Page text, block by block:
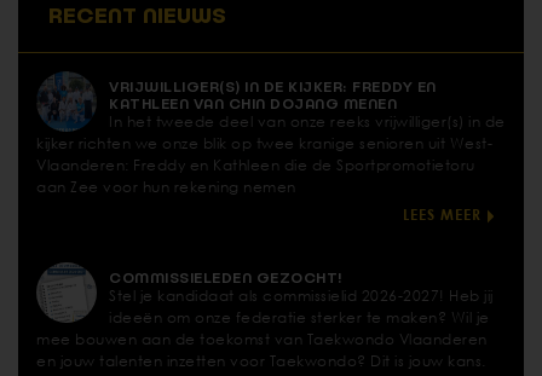
RECENT NIEUWS
VRIJWILLIGER(S) IN DE KIJKER: FREDDY EN
KATHLEEN VAN CHIN DOJANG MENEN
In het tweede deel van onze reeks vrijwilliger(s) in de
kijker richten we onze blik op twee kranige senioren uit West-
Vlaanderen: Freddy en Kathleen die de Sportpromotietoru
aan Zee voor hun rekening nemen
LEES MEER
COMMISSIELEDEN GEZOCHT!
Stel je kandidaat als commissielid 2026-2027! Heb jij
ideeën om onze federatie sterker te maken? Wil je
mee bouwen aan de toekomst van Taekwondo Vlaanderen
en jouw talenten inzetten voor Taekwondo? Dit is jouw kans.